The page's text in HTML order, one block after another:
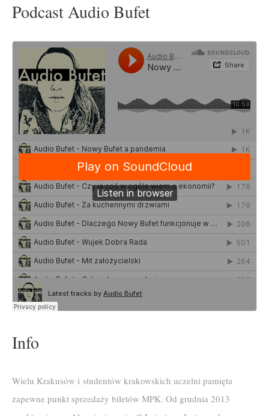
Podcast Audio Bufet
Info
Wielu Krakusów i studentów krakowskich uczelni pamięta
zapewne punkt sprzedaży biletów MPK. Od grudnia 2013